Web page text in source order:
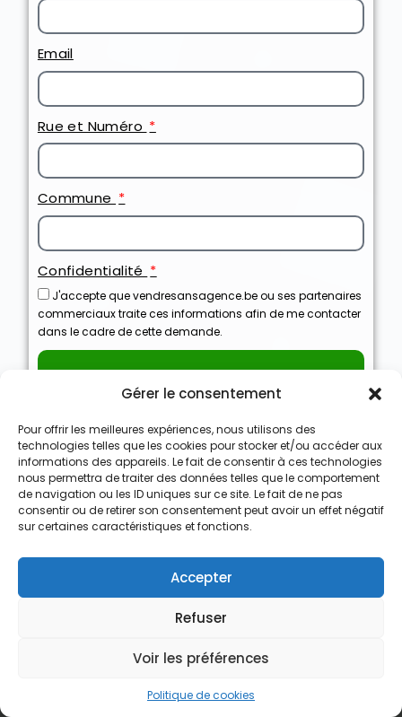
Gérer le consentement
Pour offrir les meilleures expériences, nous utilisons des
technologies telles que les cookies pour stocker et/ou accéder aux
informations des appareils. Le fait de consentir à ces technologies
nous permettra de traiter des données telles que le comportement
de navigation ou les ID uniques sur ce site. Le fait de ne pas
consentir ou de retirer son consentement peut avoir un effet négatif
sur certaines caractéristiques et fonctions.
Accepter
Refuser
Voir les préférences
Politique de cookies
Email
Rue et Numéro
Commune
Confidentialité
J'accepte que vendresansagence.be ou ses partenaires
commerciaux traite ces informations afin de me contacter
dans le cadre de cette demande.
Nous Achetons des Maisons
Nous Achetons des appartements
Nous Achetons des terrains
Nous Achetons des immeubles de rapport
Le processus d’achat express
Qui est Vendre Sans Agence